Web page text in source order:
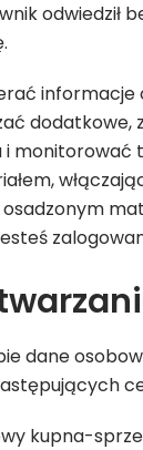
odwiedził
informacje
dodatkowe,
i monitorować
dane
kupna-